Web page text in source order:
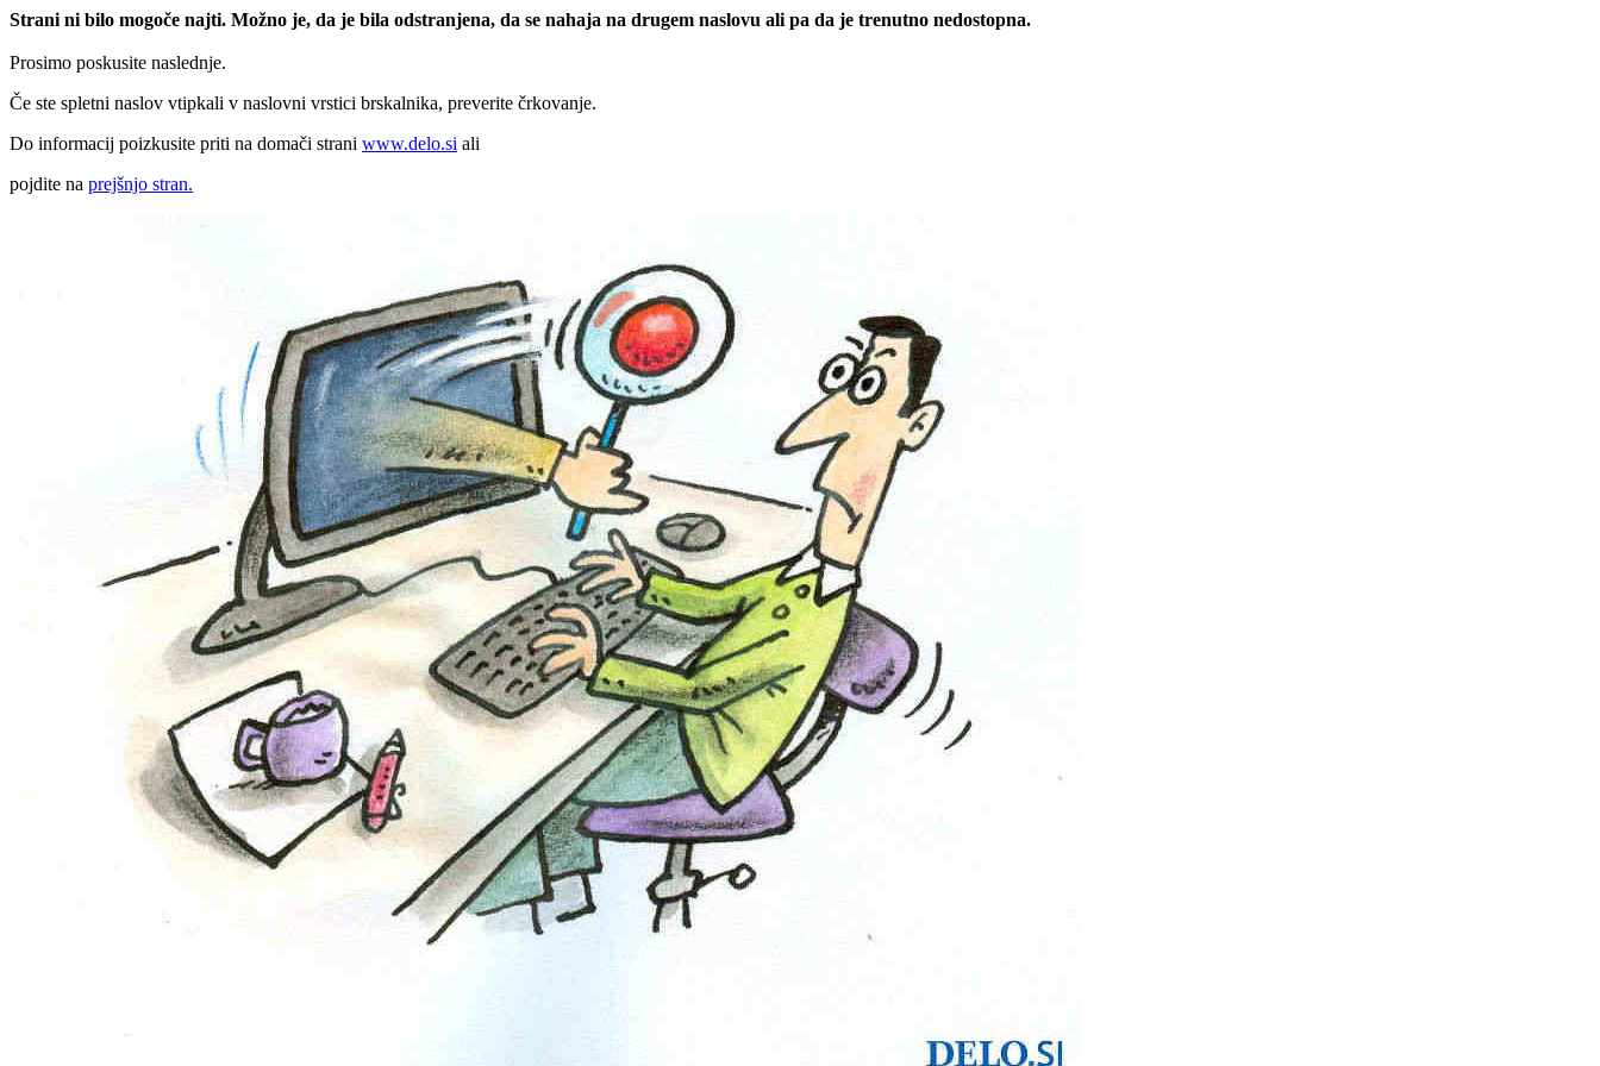
Strani ni bilo mogoče najti. Možno je, da je bila odstranjena, da se nahaja na drugem naslovu ali pa da je trenutno nedostopna.
Prosimo poskusite naslednje.
Če ste spletni naslov vtipkali v naslovni vrstici brskalnika, preverite črkovanje.
Do informacij poizkusite priti na domači strani www.delo.si ali
pojdite na prejšnjo stran.